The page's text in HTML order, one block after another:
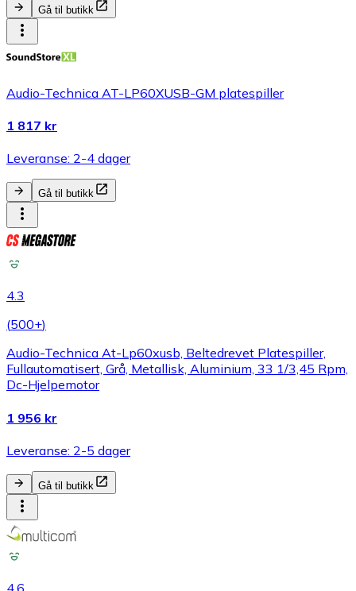
Gå til butikk
Audio-Technica AT-LP60XUSB-GM platespiller
1 817 kr
Leveranse: 2-4 dager
Gå til butikk
4.3
(500+)
Audio-Technica At-Lp60xusb, Beltedrevet Platespiller,
Fullautomatisert, Grå, Metallisk, Aluminium, 33 1/3,45 Rpm,
Dc-Hjelpemotor
1 956 kr
Leveranse: 2-5 dager
Gå til butikk
4.6